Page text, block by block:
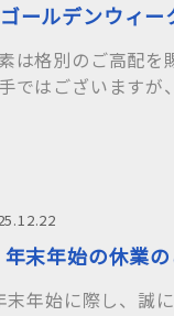
ールデンウィ
は格別のご高配を
ではございますが
年末年始の休業